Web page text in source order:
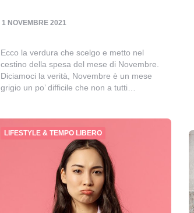
1 NOVEMBRE 2021
Ecco la verdura che scelgo e metto nel
cestino della spesa del mese di Novembre.
Diciamoci la verità, Novembre è un mese
grigio un po’ difficile che non a tutti…
LIFESTYLE & TEMPO LIBERO